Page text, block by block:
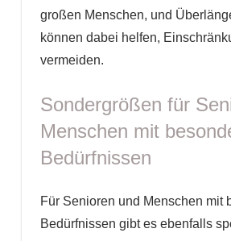
großen Menschen, und
können dabei helfen,
vermeiden.
Sondergrößen für
Menschen mit
Bedürfnissen
Für Senioren und Menschen mit
Bedürfnissen gibt es ebenfalls